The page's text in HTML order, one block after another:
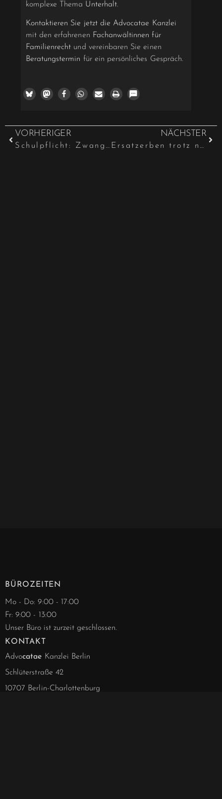
komplexe Thema Unterhalt.
Kontaktieren Sie jetzt die Advocatae Kanzlei
mit den erfahrenen Fachanwältinnen für
Familienrecht und vereinbaren Sie einen
Beratungstermin für ein persönliches Gespräch.
VORHERIGER
Schulpflicht: Zwangsgeld gegen Eltern möglich!
NÄCHSTER
Ersatzerben trotz namentlicher Bestimmung von Schlusserben
BÜROZEITEN
Mo - Do: 9:00 - 17:00
Fr: 9:00 - 13:00
Unser Büro ist zurzeit geschlossen.
KONTAKT
Advocatae Kanzlei Berlin
Schlüterstraße 42
10707 Berlin-Charlottenburg